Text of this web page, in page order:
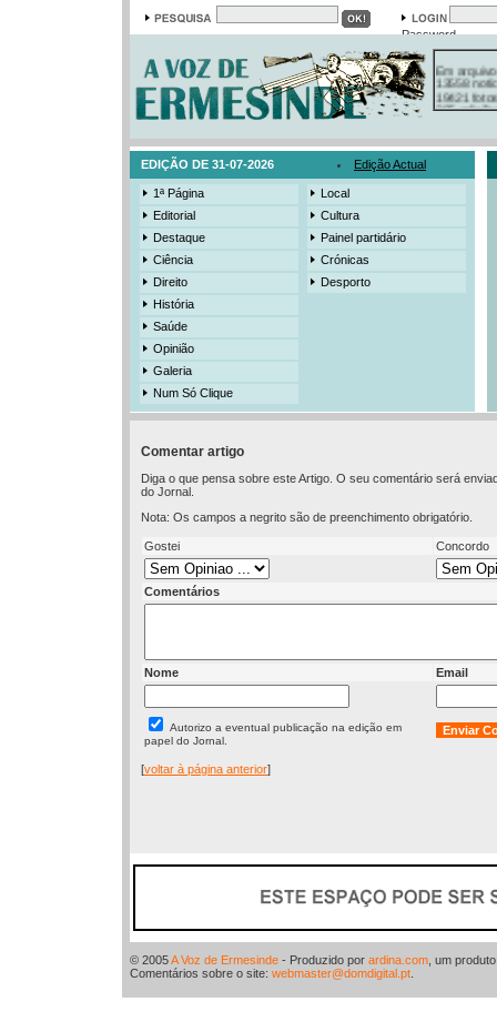
Password
Em arquivo
13558
19421
385
EDIÇÃO DE 31-07-2026 Edição Actual
1ª Página
Editorial
Destaque
Ciência
Direito
História
Saúde
Opinião
Galeria
Num Só Clique
Local
Cultura
Painel partidário
Crónicas
Desporto
Comentar artigo
Diga o que pensa sobre este Artigo. O seu comentário será
do Jornal.
Nota: Os campos a negrito são de preenchimento obrigatório.
Gostei Concordo
Comentários
Nome Email
Autorizo a eventual publicação na edição em
papel do Jornal.
[voltar à página anterior]
© 2005A Voz de Ermesinde - Produzido por ardina.com , um
Comentários sobre o site: webmaster@domdigital.pt